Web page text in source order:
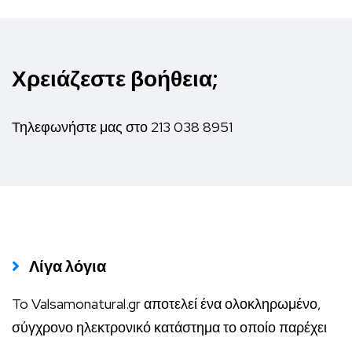
Χρειάζεστε βοήθεια;
Τηλεφωνήστε μας στο 213 038 8951
Λίγα λόγια
To Valsamonatural.gr αποτελεί ένα ολοκληρωμένο,
σύγχρονο ηλεκτρονικό κατάστημα το οποίο παρέχει